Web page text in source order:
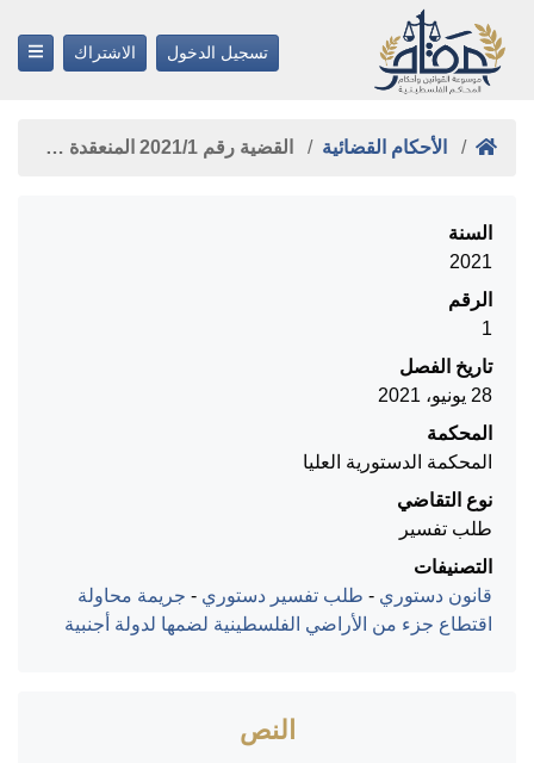
تسجيل الدخول الاشتراك
الأحكام القضائية القضية رقم ‎1‏/‎2021‏ المنعقدة …
السنة
2021
الرقم
1
تاريخ الفصل
28 يونيو، 2021
المحكمة
المحكمة الدستورية العليا
نوع التقاضي
طلب تفسير
التصنيفات
قانون دستوري - طلب تفسير دستوري - جريمة محاولة
اقتطاع جزء من الأراضي الفلسطينية لضمها لدولة أجنبية
النص